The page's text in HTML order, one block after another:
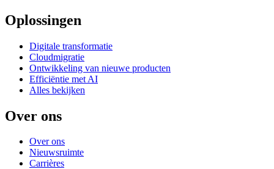
Oplossingen
Digitale transformatie
Cloudmigratie
Ontwikkeling van nieuwe producten
Efficiëntie met AI
Alles bekijken
Over ons
Over ons
Nieuwsruimte
Carrières